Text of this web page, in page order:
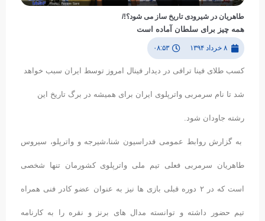
طاهریان در شیرودی تاریخ ساز می شود؟!/
همه چیز برای سلطان آماده است
۸ خرداد ۱۳۹۴ ۰۸:۵۳
کسب طلای فینا ترافی در دیدار فینال امروز توسط ایران سبب خواهد
شد تا نام سرمربی واترپلوی ایران برای همیشه در برگ تاریخ این
رشته جاودان شود.
به گزارش روابط عمومی فدراسیون شنا،شیرجه و واترپلو، سیروس
طاهریان سرمربی فعلی تیم ملی واترپلوی کشورمان تنها شخصی
است که در ۲ دوره قبلی بازی ها نیز به عنوان عضو کادر فنی همراه
تیم حضور داشته و توانسته مدال های برنز و نقره را به کارنامه